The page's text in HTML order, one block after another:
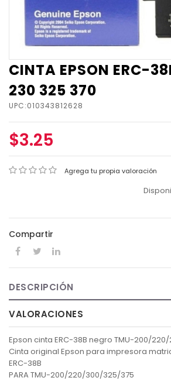
CINTA EPSON ERC-
230 325 370
UPC:010343812628
$3.25
Agrega tu propia valoración
Compartir
DESCRIPCIÓN
VALORACIONES
Epson cinta ERC-38B negro TMU-200/
Cinta original Epson para impresora
ERC-38B
PARA TMU-200/220/300/325/375